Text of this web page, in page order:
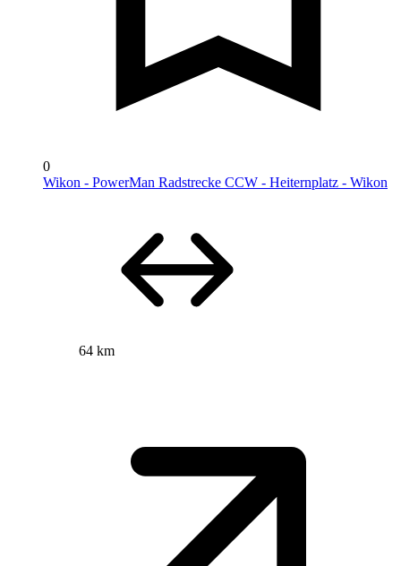
0
Wikon - PowerMan Radstrecke CCW - Heiternplatz - Wikon
64 km